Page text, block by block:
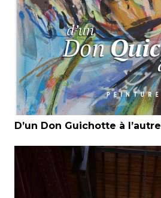
D’un Don Guichotte à l’autre